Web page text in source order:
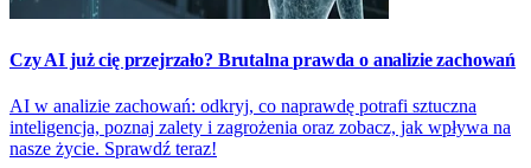
Czy AI już cię przejrzało? Brutalna prawda o analizie zachowań
AI w analizie zachowań: odkryj, co naprawdę potrafi sztuczna
inteligencja, poznaj zalety i zagrożenia oraz zobacz, jak wpływa na
nasze życie. Sprawdź teraz!